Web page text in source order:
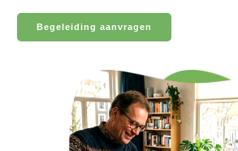
Begeleiding aanvragen